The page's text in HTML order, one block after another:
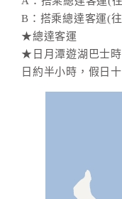
B：搭乘總達客運(
★總達客運
★日月潭遊湖巴士
日約半小時，假日